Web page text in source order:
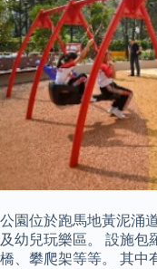
公園位於跑馬地黃泥涌
及幼兒玩樂區。 設施包
橋、攀爬架等等。 其中